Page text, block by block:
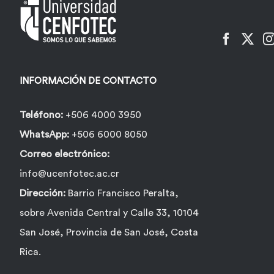
pueden
elegir
de
producto
INFORMACIÓN DE CONTACTO
Teléfono: +506 4000 3950
WhatsApp: +506 6000 8050
Correo electrónico:
info@ucenfotec.ac.cr
Dirección: Barrio Francisco Peralta,
sobre Avenida Central y Calle 33, 10104
San José, Provincia de San José, Costa
Rica.